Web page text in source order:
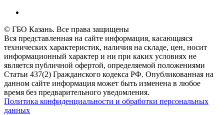
© ГБО Казань. Все права защищены
Вся представленная на сайте информация, касающаяся
технических характеристик, наличия на складе, цен, носит
информационный характер и ни при каких условиях не
является публичной офертой, определяемой положениями
Статьи 437(2) Гражданского кодекса РФ. Опубликованная на
данном сайте информация может быть изменена в любое
время без предварительного уведомления.
Политика конфиденциальности и обработки персональных
данных